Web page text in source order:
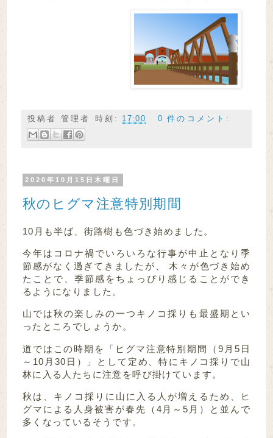
投稿者管理者 時刻: 17:00 0 件のコメント:
2020年10月15日木曜日
秋のヒグマ注意特別期間
10月も半ば、街路樹も色づき始めました。
今年はコロナ禍でいろいろな行事が中止となり季
節感がなく過ぎてきましたが、 木々が色づき始め
たことで、季節感をちょっぴり感じることができ
るようになりました。
山では秋の楽しみの一つキノコ採りも最盛期とい
ったところでしょうか。
道ではこの時期を「ヒグマ注意特別期間（9月5日
～10月30日）」として定め、特にキノコ採りで山
林に入る人たちに注意を呼び掛けています。
秋は、キノコ採りに山に入る人が増えるため、ヒ
グマによる人身被害が春先（4月～5月）と並んで
多くなっているそうです。